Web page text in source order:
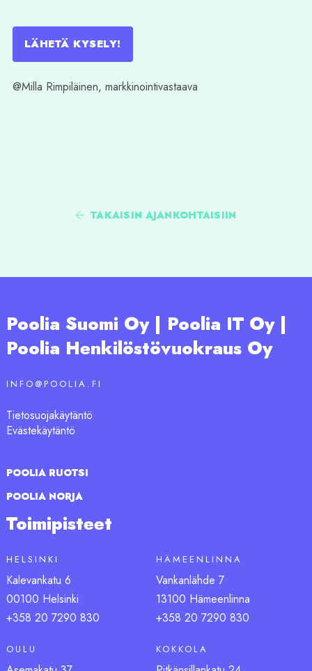
LÄHETÄ KYSELY!
@Milla Rimpiläinen, markkinointivastaava
TAKAISIN AJANKOHTAISIIN
Poolia Suomi Oy | Poolia IT Oy |
Poolia Henkilöstövuokraus Oy
INFO@POOLIA.FI
Tietosuojakäytäntö
Evästekäytäntö
POOLIA RUOTSI
POOLIA NORJA
Toimipisteet
HELSINKI
Kalevankatu 6
00100 Helsinki
+358 20 7290 830
HÄMEENLINNA
Vankanlähde 7
13100 Hämeenlinna
+358 20 7290 830
OULU KOKKOLA